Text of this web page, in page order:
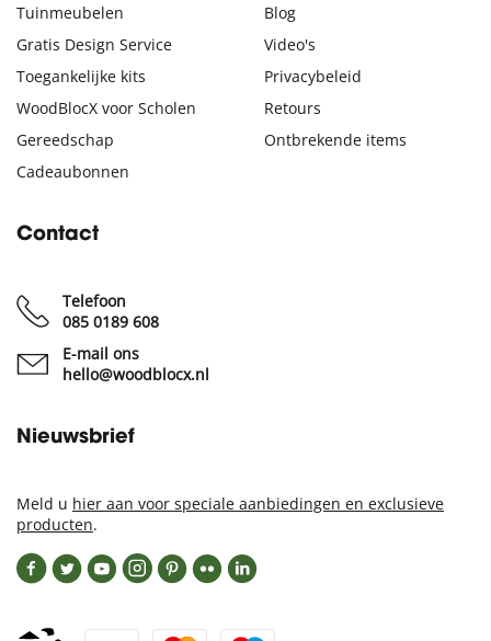
Tuinmeubelen
Gratis Design Service
Toegankelijke kits
WoodBlocX voor Scholen
Gereedschap
Cadeaubonnen
Blog
Video's
Privacybeleid
Retours
Ontbrekende items
Contact
Telefoon
085 0189 608
E-mail ons
hello@woodblocx.nl
Nieuwsbrief
Meld u hier aan voor speciale aanbiedingen en exclusieve
producten.